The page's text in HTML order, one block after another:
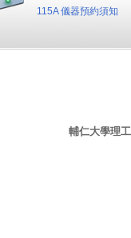
115A 儀器預約須知
輔仁大學理